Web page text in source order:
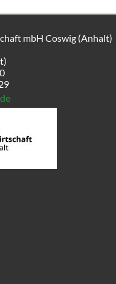
mbH Coswig (Anhalt)